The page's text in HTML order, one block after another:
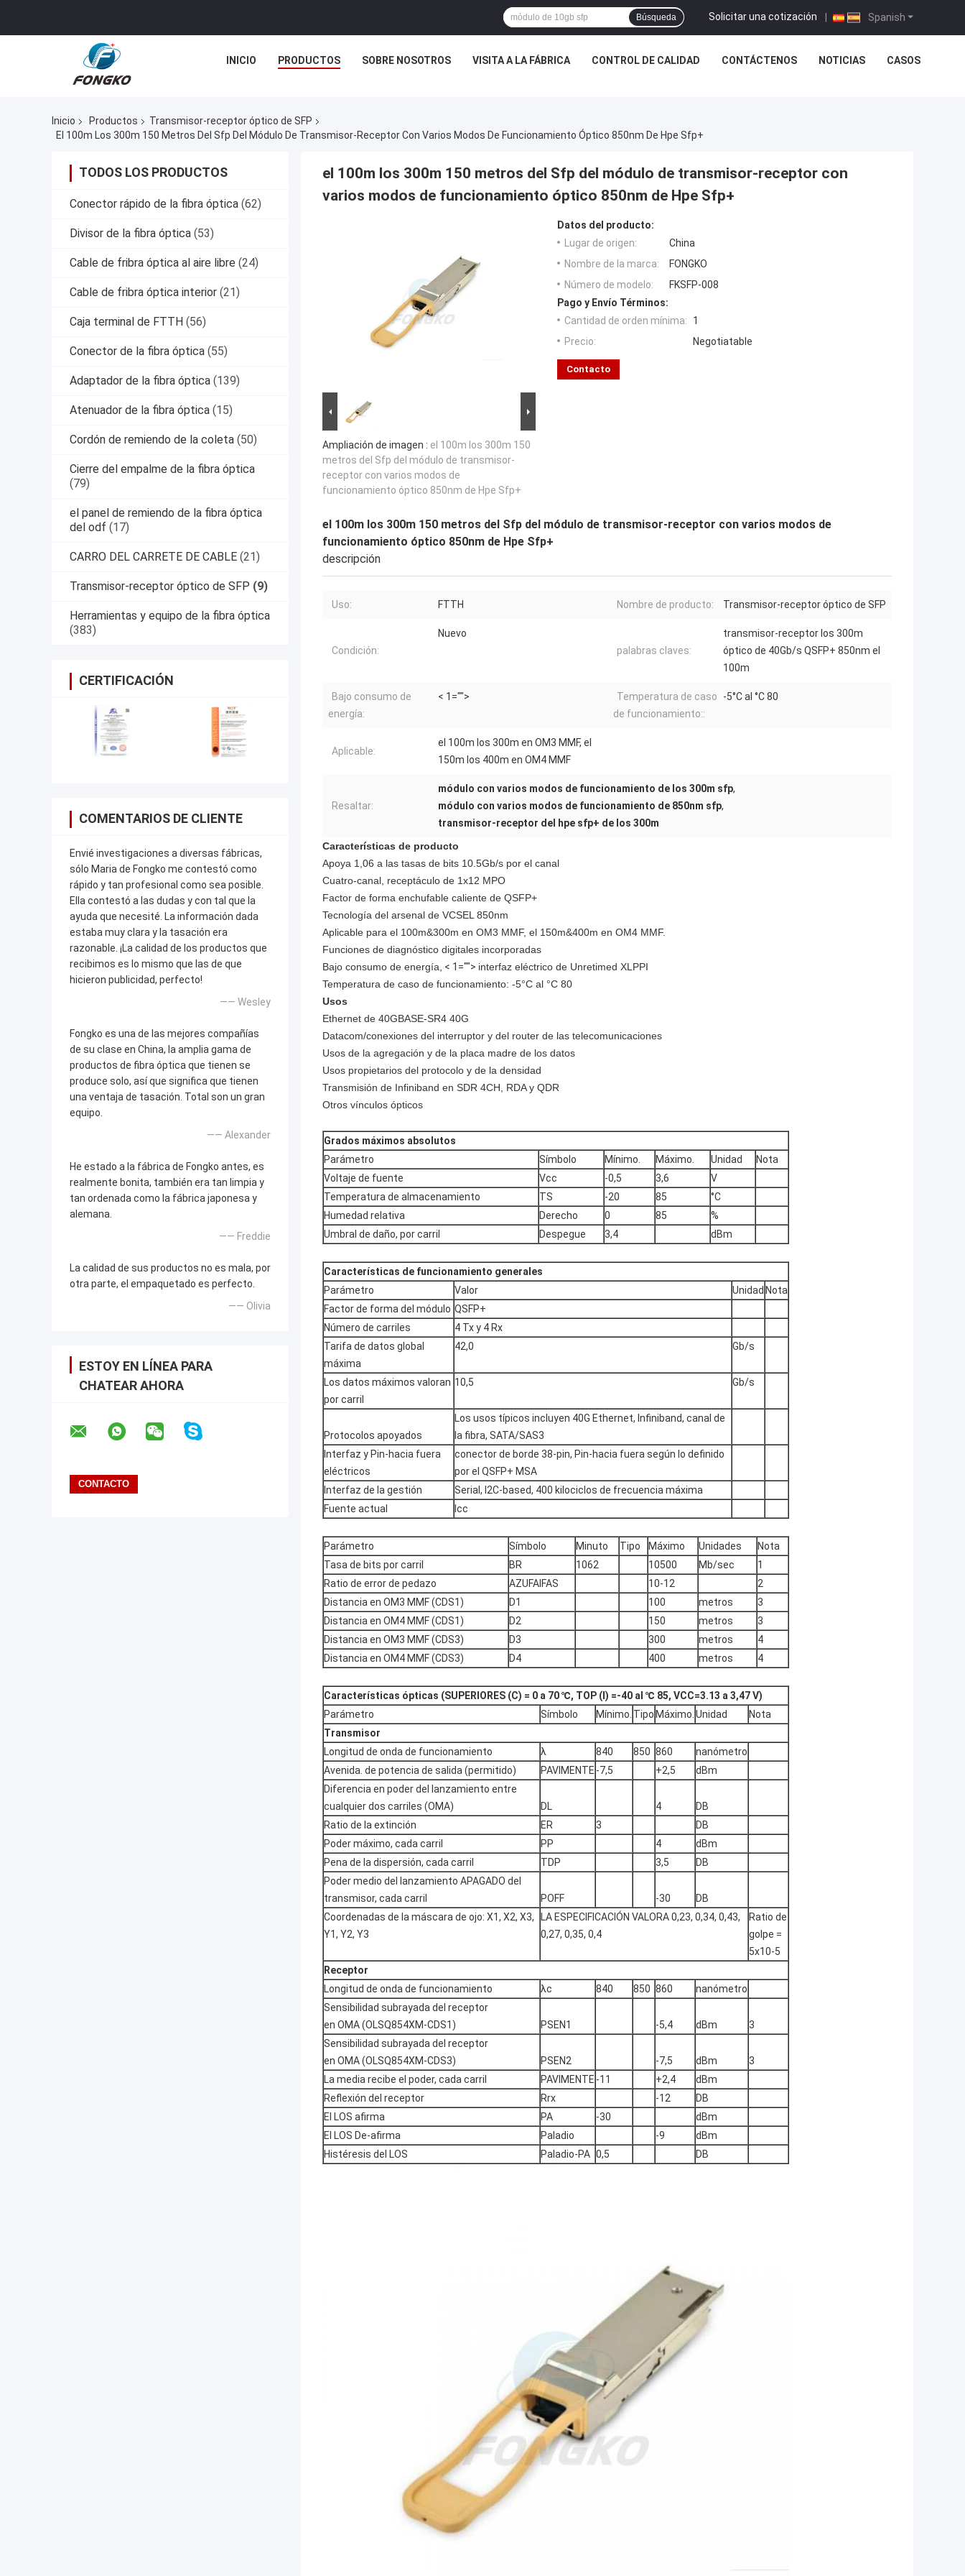
Spanish
Solicitar una cotización |
Búsqueda
INICIO PRODUCTOS SOBRE NOSOTROS VISITA A LA FÁBRICA CONTROL DE CALIDAD CONTÁCTENOS NOTICIAS CASOS
Inicio Productos
Transmisor-receptor óptico de SFP
El 100m Los 300m 150 Metros Del Sfp Del Módulo De Transmisor-Receptor Con Varios Modos De Funcionamiento Óptico 850nm De Hpe Sfp+
TODOS LOS PRODUCTOS
Conector rápido de la fibra óptica (62)
Divisor de la fibra óptica (53)
Cable de fribra óptica al aire libre (24)
Cable de fribra óptica interior (21)
Caja terminal de FTTH (56)
Conector de la fibra óptica (55)
Adaptador de la fibra óptica (139)
Atenuador de la fibra óptica (15)
Cordón de remiendo de la coleta (50)
Cierre del empalme de la fibra óptica
(79)
el panel de remiendo de la fibra óptica
del odf (17)
CARRO DEL CARRETE DE CABLE (21)
Transmisor-receptor óptico de SFP (9)
Herramientas y equipo de la fibra óptica
(383)
CERTIFICACIÓN
COMENTARIOS DE CLIENTE
Envié investigaciones a diversas fábricas,
sólo Maria de Fongko me contestó como
rápido y tan profesional como sea posible.
Ella contestó a las dudas y con tal que la
ayuda que necesité. La información dada
estaba muy clara y la tasación era
razonable. ¡La calidad de los productos que
recibimos es lo mismo que las de que
hicieron publicidad, perfecto!
—— Wesley
Fongko es una de las mejores compañías
de su clase en China, la amplia gama de
productos de fibra óptica que tienen se
produce solo, así que significa que tienen
una ventaja de tasación. Total son un gran
equipo.
—— Alexander
He estado a la fábrica de Fongko antes, es
realmente bonita, también era tan limpia y
tan ordenada como la fábrica japonesa y
alemana.
—— Freddie
La calidad de sus productos no es mala, por
otra parte, el empaquetado es perfecto.
—— Olivia
ESTOY EN LÍNEA PARA
CHATEAR AHORA
el 100m los 300m 150 metros del Sfp del módulo de transmisor-receptor con
varios modos de funcionamiento óptico 850nm de Hpe Sfp+
Ampliación de imagen : el 100m los 300m 150
metros del Sfp del módulo de transmisor-
receptor con varios modos de
funcionamiento óptico 850nm de Hpe Sfp+
Datos del producto:
Lugar de origen:
China
Nombre de la marca:
FONGKO
Número de modelo:
FKSFP-008
Pago y Envío Términos:
Cantidad de orden mínima:
1
Precio:
Negotiatable
Contacto
el 100m los 300m 150 metros del Sfp del módulo de transmisor-receptor con varios modos de
funcionamiento óptico 850nm de Hpe Sfp+
descripción
Uso: FTTH Nombre de producto: Transmisor-receptor óptico de SFP
Condición:
Nuevo
palabras claves:
transmisor-receptor los 300m
óptico de 40Gb/s QSFP+ 850nm el
100m
Bajo consumo de
energía:
< 1="">
Temperatura de caso
de funcionamiento::
-5°C al °C 80
Aplicable:
el 100m los 300m en OM3 MMF, el
150m los 400m en OM4 MMF
Resaltar:
módulo con varios modos de funcionamiento de los 300m sfp,
módulo con varios modos de funcionamiento de 850nm sfp,
transmisor-receptor del hpe sfp+ de los 300m
Características de producto
Apoya 1,06 a las tasas de bits 10.5Gb/s por el canal
Cuatro-canal, receptáculo de 1x12 MPO
Factor de forma enchufable caliente de QSFP+
Tecnología del arsenal de VCSEL 850nm
Aplicable para el 100m&300m en OM3 MMF, el 150m&400m en OM4 MMF.
Funciones de diagnóstico digitales incorporadas
Bajo consumo de energía, < 1=""> interfaz eléctrico de Unretimed XLPPI
Temperatura de caso de funcionamiento: -5°C al °C 80
Usos
Ethernet de 40GBASE-SR4 40G
Datacom/conexiones del interruptor y del router de las telecomunicaciones
Usos de la agregación y de la placa madre de los datos
Usos propietarios del protocolo y de la densidad
Transmisión de Infiniband en SDR 4CH, RDA y QDR
Otros vínculos ópticos
Grados máximos absolutos
Parámetro
Símbolo Mínimo. Máximo. Unidad
Nota
Voltaje de fuente
Vcc -0,5 3,6
V
Temperatura de almacenamiento
TS -20 85
°C
Humedad relativa
Derecho 0 85
%
Umbral de daño, por carril
Despegue 3,4 dBm
Características de funcionamiento generales
Parámetro
Valor UnidadNota
Factor de forma del módulo QSFP+
Número de carriles
4 Tx y 4 Rx
Tarifa de datos global
máxima
42,0 Gb/s
Los datos máximos valoran
por carril
10,5 Gb/s
Protocolos apoyados
Los usos típicos incluyen 40G Ethernet, Infiniband, canal de
la fibra, SATA/SAS3
Interfaz y Pin-hacia fuera
eléctricos
conector de borde 38-pin, Pin-hacia fuera según lo definido
por el QSFP+ MSA
Interfaz de la gestión
Serial, I2C-based, 400 kilociclos de frecuencia máxima
Fuente actual
Icc
Parámetro Símbolo Minuto Tipo Máximo Unidades
Nota
Tasa de bits por carril
BR 1062 10500 Mb/sec
1
Ratio de error de pedazo
AZUFAIFAS 10-12
2
Distancia en OM3 MMF (CDS1)
D1 100 metros
3
Distancia en OM4 MMF (CDS1)
D2 150 metros
3
Distancia en OM3 MMF (CDS3)
D3 300 metros
4
Distancia en OM4 MMF (CDS3)
D4 400 metros 4
Características ópticas (SUPERIORES (C) = 0 a 70 ℃, TOP (I) =-40 al ℃ 85, VCC=3.13 a 3,47 V)
Parámetro
Símbolo Mínimo. TipoMáximo. Unidad
Nota
Transmisor
Longitud de onda de funcionamiento
λ 840 850 860
nanómetro
Avenida. de potencia de salida (permitido)
PAVIMENTE -7,5 +2,5
dBm
Diferencia en poder del lanzamiento entre
cualquier dos carriles (OMA)
DL 4
DB
Ratio de la extinción
ER 3
DB
Poder máximo, cada carril
PP 4
dBm
Pena de la dispersión, cada carril
TDP 3,5
DB
Poder medio del lanzamiento APAGADO del
transmisor, cada carril
POFF -30
DB
Coordenadas de la máscara de ojo: X1, X2, X3,
Y1, Y2, Y3
LA ESPECIFICACIÓN VALORA 0,23, 0,34, 0,43,
0,27, 0,35, 0,4
Ratio de
golpe =
5x10-5
Receptor
Longitud de onda de funcionamiento
λc 840 850 860
nanómetro
Sensibilidad subrayada del receptor
en OMA (OLSQ854XM-CDS1)
PSEN1 -5,4 dBm
3
Sensibilidad subrayada del receptor
en OMA (OLSQ854XM-CDS3)
PSEN2 -7,5 dBm
3
La media recibe el poder, cada carril
PAVIMENTE -11 +2,4
dBm
Reflexión del receptor
Rrx -12
DB
El LOS afirma
PA -30
dBm
El LOS De-afirma
Paladio -9
dBm
Histéresis del LOS
Paladio-PA 0,5 DB